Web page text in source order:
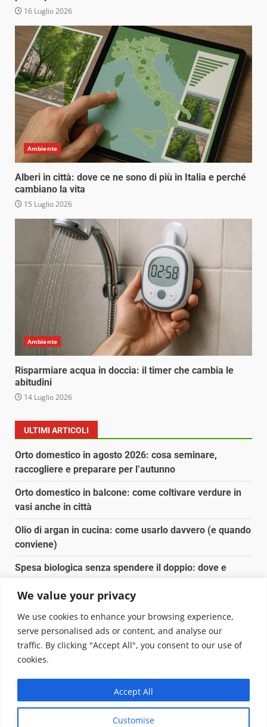
We value your privacy
We use cookies to enhance your browsing experience,
serve personalised ads or content, and analyse our
traffic. By clicking "Accept All", you consent to our use of
cookies.
Customise
Accept All
16 Luglio 2026
Ambiente
Alberi in città: dove ce ne sono di più in Italia e perché
cambiano la vita
15 Luglio 2026
Ambiente
Risparmiare acqua in doccia: il timer che cambia le
abitudini
14 Luglio 2026
ULTIMI ARTICOLI
Orto domestico in agosto 2026: cosa seminare,
raccogliere e preparare per l’autunno
Orto domestico in balcone: come coltivare verdure in
vasi anche in città
Olio di argan in cucina: come usarlo davvero (e quando
conviene)
Spesa biologica senza spendere il doppio: dove e
Spesa biologica senza spendere il doppio: strategie
concrete
Copyright © 2025 Biopianeta.it proprietà di Jws Media
Questo blog non è una testata giornalistica, in quanto
viene aggiornato senza alcuna periodicità. Non può
pertanto considerarsi un prodotto editoriale ai sensi